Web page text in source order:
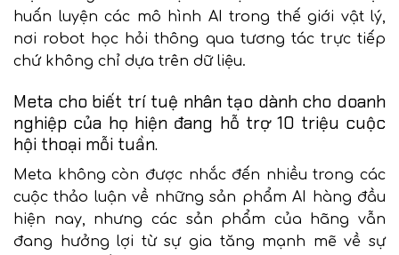
huấn luyện các mô hình AI trong thế giới vật lý,
nơi robot học hỏi thông qua tương tác trực tiếp
chứ không chỉ dựa trên dữ liệu.
Meta cho biết trí tuệ nhân tạo dành cho doanh
nghiệp của họ hiện đang hỗ trợ 10 triệu cuộc
hội thoại mỗi tuần.
Meta không còn được nhắc đến nhiều trong các
cuộc thảo luận về những sản phẩm AI hàng đầu
hiện nay, nhưng các sản phẩm của hãng vẫn
đang hưởng lợi từ sự gia tăng mạnh mẽ về sự